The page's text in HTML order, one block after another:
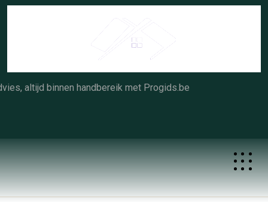
Skip
altijd binnen handbereik met Progids.be